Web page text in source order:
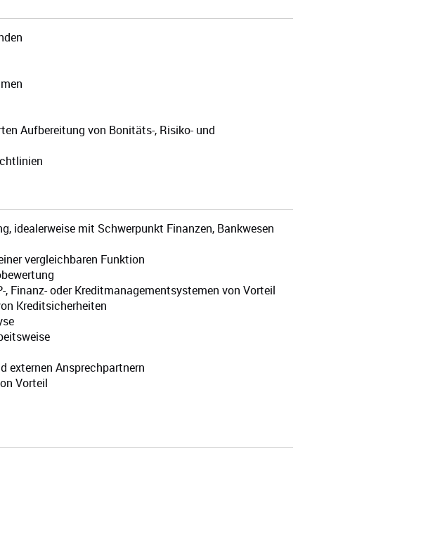
Aufbereitung von Bonitäts-, Risiko- und
idealerweise mit Schwerpunkt Finanzen, Bankwesen
vergleichbaren Funktion
Finanz- oder Kreditmanagementsystemen von Vorteil
Kreditsicherheiten
externen Ansprechpartnern
Vorteil